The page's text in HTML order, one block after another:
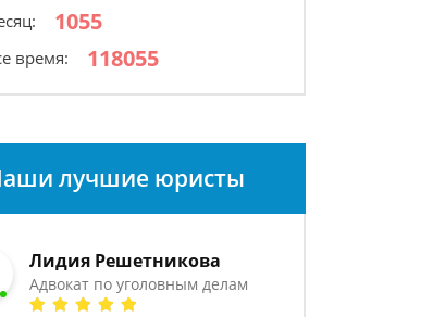
1055
время: 118055
лучшие юристы
Лидия Решетникова
Адвокат по уголовным делам